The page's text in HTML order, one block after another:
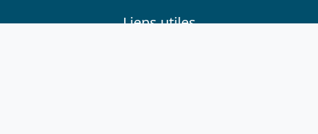
Liens utiles